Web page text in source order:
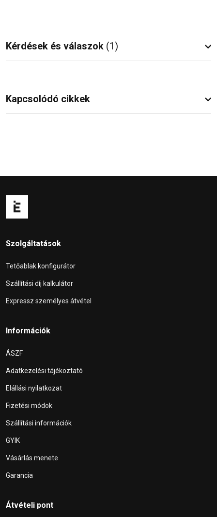
Kérdések és válaszok (1)
Kapcsolódó cikkek
Szolgáltatások
Tetőablak konfigurátor
Szállítási díj kalkulátor
Expressz személyes átvétel
Információk
ÁSZF
Adatkezelési tájékoztató
Elállási nyilatkozat
Fizetési módok
Szállítási információk
GYIK
Vásárlás menete
Garancia
Átvételi pont